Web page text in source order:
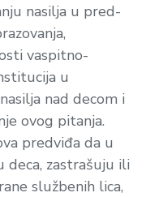
nasilja u pred-
vaspitno-
u
nad decom i
ovog pitanja.
predviđa da u
deca, zastrašuju ili
službenih lica,